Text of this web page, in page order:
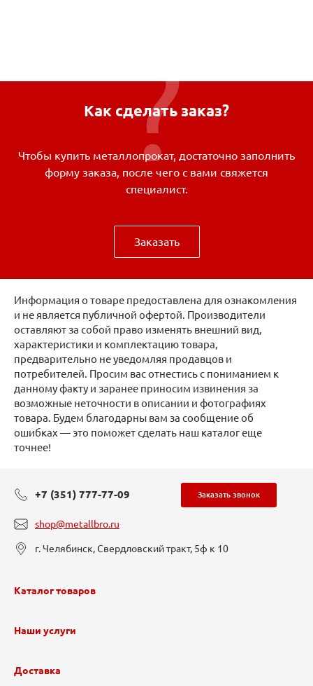
Как сделать заказ?
Чтобы купить металлопрокат, достаточно заполнить
форму заказа, после чего с вами свяжется
специалист.
Заказать
Информация о товаре предоставлена для ознакомления
и не является публичной офертой. Производители
оставляют за собой право изменять внешний вид,
характеристики и комплектацию товара,
предварительно не уведомляя продавцов и
потребителей. Просим вас отнестись с пониманием к
данному факту и заранее приносим извинения за
возможные неточности в описании и фотографиях
товара. Будем благодарны вам за сообщение об
ошибках — это поможет сделать наш каталог еще
точнее!
+7 (351) 777-77-09 Заказать звонок
shop@metallbro.ru
г. Челябинск, Свердловский тракт, 5ф к 10
Каталог товаров
Наши услуги
Доставка